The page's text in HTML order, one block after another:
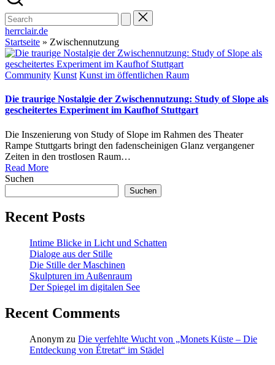
Search
for:
herrclair.de
Startseite » Zwischennutzung
Posted
Community Kunst Kunst im öffentlichen Raum
Die traurige Nostalgie der Zwischennutzung: Study of Slope als
gescheitertes Experiment im Kaufhof Stuttgart
Die Inszenierung von Study of Slope im Rahmen des Theater
Rampe Stuttgarts bringt den fadenscheinigen Glanz vergangener
Zeiten in den trostlosen Raum…
Read More
Suchen
Suchen
Recent Posts
Intime Blicke in Licht und Schatten
Dialoge aus der Stille
Die Stille der Maschinen
Skulpturen im Außenraum
Der Spiegel im digitalen See
Recent Comments
Anonym zu Die verfehlte Wucht von „Monets Küste – Die
Entdeckung von Étretat“ im Städel